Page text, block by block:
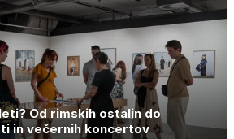
Od rimskih ostalin do
in večernih koncertov